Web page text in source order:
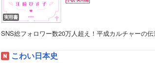
実用書
SNS総フォロワー数20万人超え！平成カルチャーの
こわい日本史